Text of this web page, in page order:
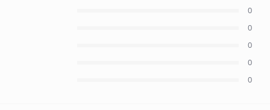
0
0
0
0
0